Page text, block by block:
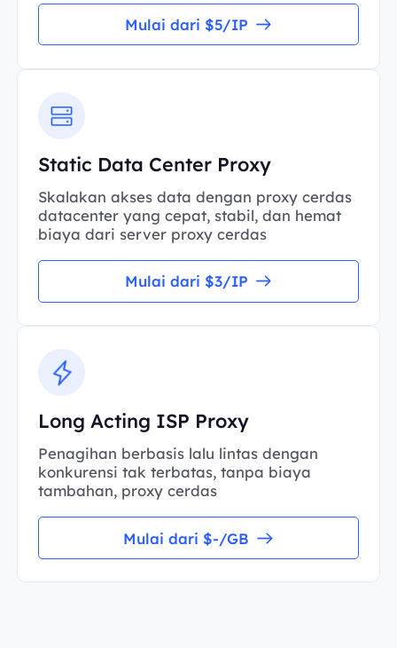
Mulai dari $5/IP
Static Data Center Proxy
Skalakan akses data dengan proxy cerdas
datacenter yang cepat, stabil, dan hemat
biaya dari server proxy cerdas
Mulai dari $3/IP
Long Acting ISP Proxy
Penagihan berbasis lalu lintas dengan
konkurensi tak terbatas, tanpa biaya
tambahan, proxy cerdas
Mulai dari $-/GB